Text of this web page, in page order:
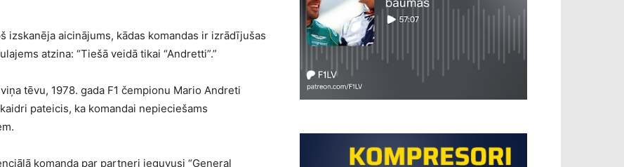
izskanēja aicinājums, kādas komandas ir izrādījušas
atzina: “Tiešā veidā tikai “Andretti”.”
tēvu, 1978. gada F1 čempionu Mario Andreti
pateicis, ka komandai nepieciešams
komanda par partneri ieguvusi “General